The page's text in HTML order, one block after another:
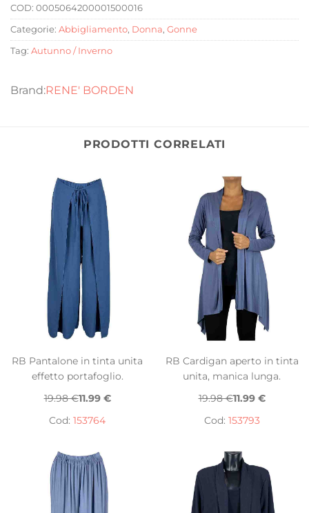
COD: 0005064200001500016
Categorie: Abbigliamento, Donna, Gonne
Tag: Autunno / Inverno
RENE' BORDEN
PRODOTTI CORRELATI
RB Pantalone in tinta unita
effetto portafoglio.
19.98 €11.99 €
Cod: 153764
RB Cardigan aperto in tinta
unita, manica lunga.
19.98 €11.99 €
Cod: 153793